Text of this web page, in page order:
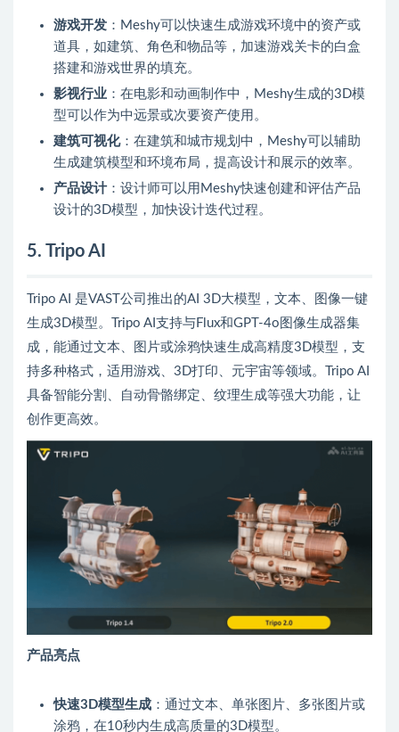
游戏开发 ：Meshy可以快速生成游戏环境中的资产或
道具，如建筑、角色和物品等，加速游戏关卡的白盒
搭建和游戏世界的填充。
影视行业 ：在电影和动画制作中，Meshy生成的3D模
型可以作为中远景或次要资产使用。
建筑可视化：在建筑和城市规划中，Meshy可以辅助
生成建筑模型和环境布局，提高设计和展示的效率。
产品设计：设计师可以用Meshy快速创建和评估产品
设计的3D模型，加快设计迭代过程。
5. Tripo AI
Tripo AI 是VAST公司推出的AI 3D大模型，文本、图像一键
生成3D模型。Tripo AI支持与Flux和GPT-4o图像生成器集
成，能通过文本、图片或涂鸦快速生成高精度3D模型，支
持多种格式，适用游戏、3D打印、元宇宙等领域。Tripo AI
具备智能分割、自动骨骼绑定、纹理生成等强大功能，让
创作更高效。
产品亮点
快速3D模型生成 ：通过文本、单张图片、多张图片或
涂鸦，在10秒内生成高质量的3D模型。